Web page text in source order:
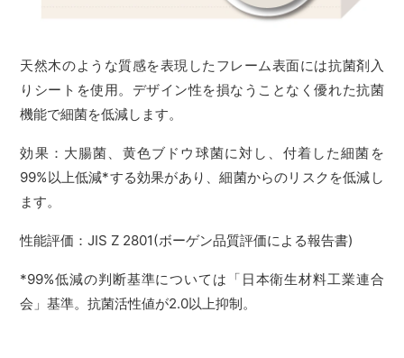
天然木のような質感を表現したフレーム表面には抗菌剤入
りシートを使用。デザイン性を損なうことなく優れた抗菌
機能で細菌を低減します。
効果：大腸菌、黄色ブドウ球菌に対し、付着した細菌を
99%以上低減*する効果があり、細菌からのリスクを低減し
ます。
性能評価：JIS Z 2801(ボーゲン品質評価による報告書)
*99%低減の判断基準については「日本衛生材料工業連合
会」基準。抗菌活性値が2.0以上抑制。